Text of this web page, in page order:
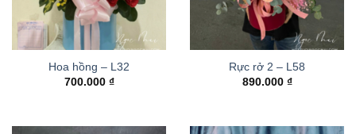
Hoa hồng – L32
700.000 ₫
Rực rở 2 – L58
890.000 ₫